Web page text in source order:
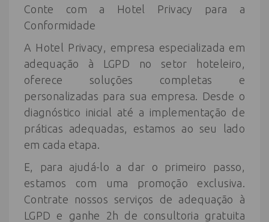
Conte com a Hotel Privacy para a
Conformidade
A Hotel Privacy, empresa especializada em
adequação à LGPD no setor hoteleiro,
oferece soluções completas e
personalizadas para sua empresa. Desde o
diagnóstico inicial até a implementação de
práticas adequadas, estamos ao seu lado
em cada etapa.
E, para ajudá-lo a dar o primeiro passo,
estamos com uma promoção exclusiva.
Contrate nossos serviços de adequação à
LGPD e ganhe 2h de consultoria gratuita